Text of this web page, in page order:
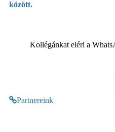
között.
Kollégánkat eléri a
Partnereink